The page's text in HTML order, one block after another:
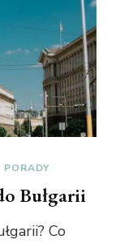
PORADY
Bułgarii
Co